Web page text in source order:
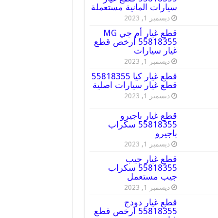
سيارات المانية مستعملة
ديسمبر 1, 2023
قطع غيار أم جي MG
55818355 أرخص قطع
غيار سيارات
ديسمبر 1, 2023
قطع غيار كيا 55818355
قطع غيار سيارات اصلية
ديسمبر 1, 2023
قطع غيار باجيرو
55818355 سكراب
باجيرو
ديسمبر 1, 2023
قطع غيار جيب
55818355 سكراب
جيب مستعمل
ديسمبر 1, 2023
قطع غيار دودج
55818355 ارخص قطع